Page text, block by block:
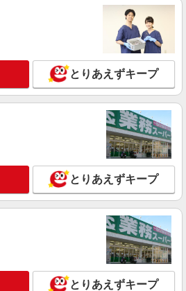
有料老人ホームでの看護師
：280,000円〜500,000円 ※経験などによ
・調整手当：45,000円〜 ・固定残業代：
15h/月） ※超過した分別途支給 ＜その
勤手当12,000円/1回 （実績による支給）
詳細を見る
≫未経験・無資格から看護助手へ挑
円〜2125円 ＜日払い有/週払い有/交
給(ガソリン代含む)＞
市内 ≪井野駅周辺≫
詳細を見る
とりあえずキープ
とりあえずキープ
とりあえずキープ